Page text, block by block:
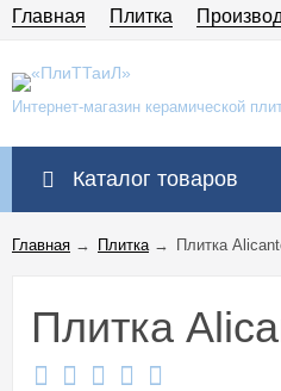
Главная Плитка
Интернет-магазин керамической
Каталог товаров
Главная → Плитка→ Плитка
Плитка